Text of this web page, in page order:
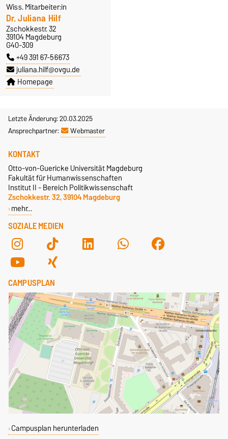
Wiss. Mitarbeiter:in
Dr. Juliana Hilf
Zschokkestr. 32
39104 Magdeburg
G40-309
+49 391 67-56673
juliana.hilf@ovgu.de
Homepage
Letzte Änderung: 20.03.2025
Ansprechpartner:
Webmaster
SOZIALE MEDIEN
KONTAKT
Otto-von-Guericke Universität Magdeburg
Fakultät für Humanwissenschaften
Institut II - Bereich Politikwissenschaft
Zschokkestr. 32, 39104 Magdeburg
mehr…
CAMPUSPLAN
Campusplan herunterladen